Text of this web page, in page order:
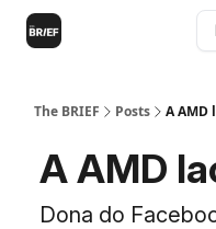
The BRIEF Posts A AMD
A AMD
Dona do